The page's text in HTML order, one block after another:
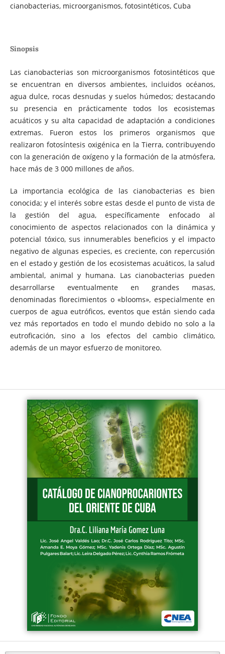
cianobacterias, microorganismos, fotosintéticos, Cuba
Sinopsis
Las cianobacterias son microorganismos fotosintéticos que
se encuentran en diversos ambientes, incluidos océanos,
agua dulce, rocas desnudas y suelos húmedos; destacando
su presencia en prácticamente todos los ecosistemas
acuáticos y su alta capacidad de adaptación a condiciones
extremas. Fueron estos los primeros organismos que
realizaron fotosíntesis oxigénica en la Tierra, contribuyendo
con la generación de oxígeno y la formación de la atmósfera,
hace más de 3 000 millones de años.
La importancia ecológica de las cianobacterias es bien
conocida; y el interés sobre estas desde el punto de vista de
la gestión del agua, específicamente enfocado al
conocimiento de aspectos relacionados con la dinámica y
potencial tóxico, sus innumerables beneficios y el impacto
negativo de algunas especies, es creciente, con repercusión
en el estado y gestión de los ecosistemas acuáticos, la salud
ambiental, animal y humana. Las cianobacterias pueden
desarrollarse eventualmente en grandes masas,
denominadas florecimientos o «blooms», especialmente en
cuerpos de agua eutróficos, eventos que están siendo cada
vez más reportados en todo el mundo debido no solo a la
eutroficación, sino a los efectos del cambio climático,
además de un mayor esfuerzo de monitoreo.